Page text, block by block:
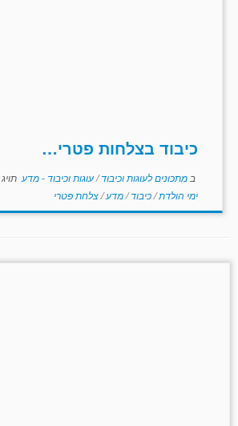
כיבוד בצלחות פטרי…
ב מתכונים לעוגות וכיבוד/עוגות וכיבוד - מדע תויג
ימי הולדת/כיבוד/מדע/צלחת פטרי